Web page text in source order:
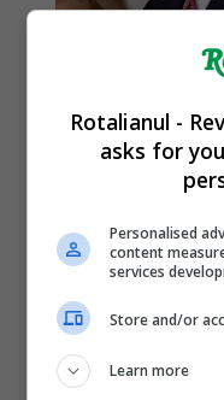
Rotalianul -
asks for
Personalised
content
services
Store and/or
Learn more